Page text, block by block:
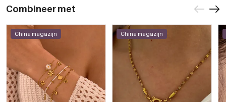
Combineer met
China magazijn China magazijn